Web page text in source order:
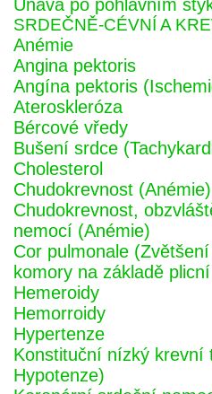
Únava po pohlavním
SRDEČNĚ-CÉVNÍ A
Anémie
Angina pektoris
Angína pektoris
Ateroskleróza
Bércové vředy
Bušení srdce
Cholesterol
Chudokrevnost (Anémie)
Chudokrevnost,
nemocí (Anémie)
Cor pulmonale
komory na základě
Hemeroidy
Hemorroidy
Hypertenze
Konstituční nízký krevní
Hypotenze)